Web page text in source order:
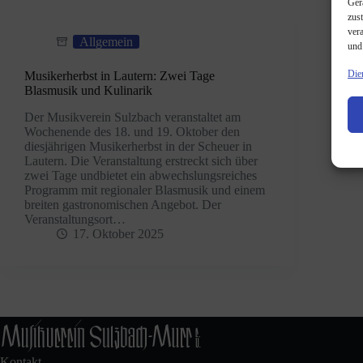
Allgemein
Musikerherbst in Lautern: Zwei Tage
Blasmusik und Kulinarik
Der Musikverein Sulzbach veranstaltet am
Wochenende des 18. und 19. Oktober den
diesjährigen Musikerherbst in der Scheuer in
Lautern. Die Veranstaltung erstreckt sich über
zwei Tage undbietet ein abwechslungsreiches
Programm mit regionaler Blasmusik und einem
breiten gastronomischen Angebot. Der
Veranstaltungsort…
17. Oktober 2025